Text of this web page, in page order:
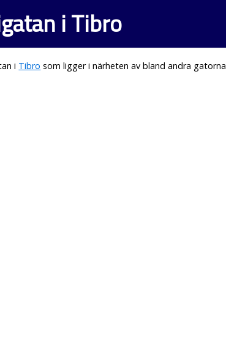
i Tibro
i Tibro som ligger i närheten av bland andra gatorna